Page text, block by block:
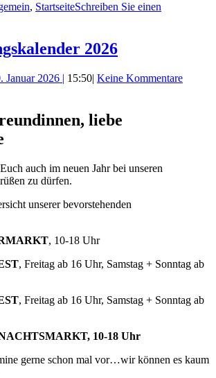
, StartseiteSchreiben Sie einen
2026
Januar 2026 | 15:50| Keine Kommentare
liebe
auch im neuen Jahr bei unseren
zu dürfen.
unserer bevorstehenden
, 10-18 Uhr
, Freitag ab 16 Uhr, Samstag + Sonntag ab
, Freitag ab 16 Uhr, Samstag + Sonntag ab
10-18 Uhr
gerne schon mal vor…wir können es kaum